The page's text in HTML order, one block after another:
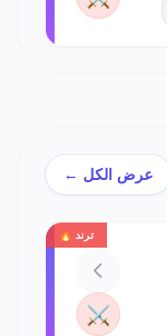
عرض الكل ←
ترند 🔥
⚔️